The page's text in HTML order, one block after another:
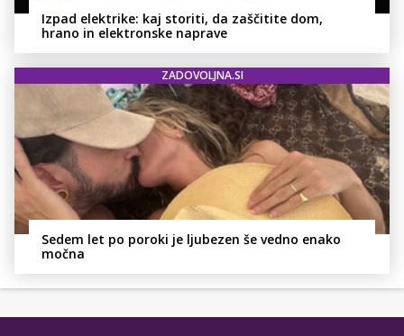
Izpad elektrike: kaj storiti, da zaščitite dom,
hrano in elektronske naprave
ZADOVOLJNA.SI
Sedem let po poroki je ljubezen še vedno enako
močna